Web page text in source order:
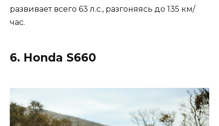
развивает всего 63 л.с., разгоняясь до 135 км/
час.
6. Honda S660